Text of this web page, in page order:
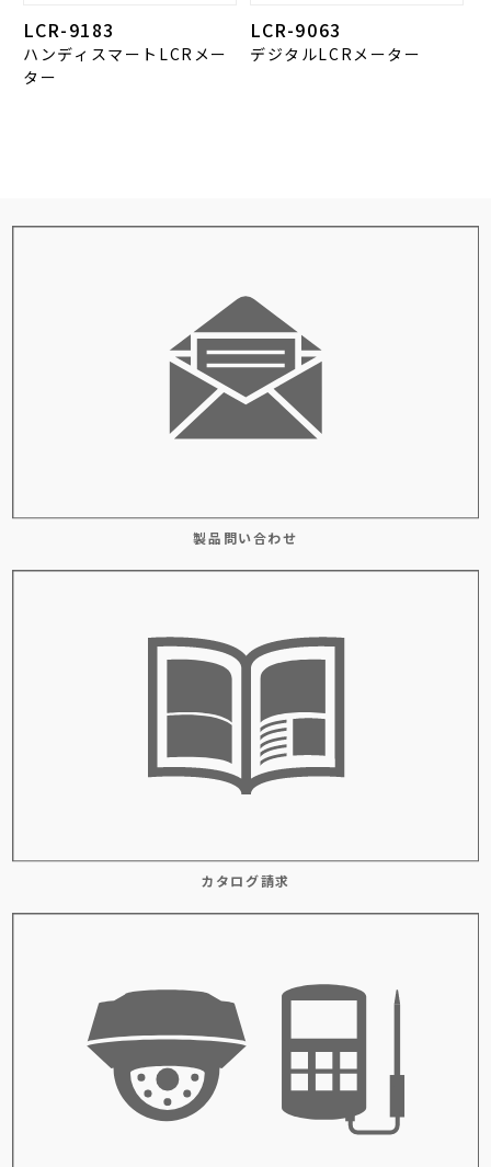
LCR-9183
ハンディスマートLCRメー
ター
LCR-9063
デジタルLCRメーター
製品問い合わせ
カタログ請求